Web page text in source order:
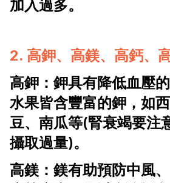
加入過多。
2. 高鉀、高鎂、高鈣、
高鉀：鉀具有降低血壓
水果皆含豐富的鉀，如
豆、南瓜等(腎衰竭要注
攝取過量)。
高鎂：鎂有助預防中風